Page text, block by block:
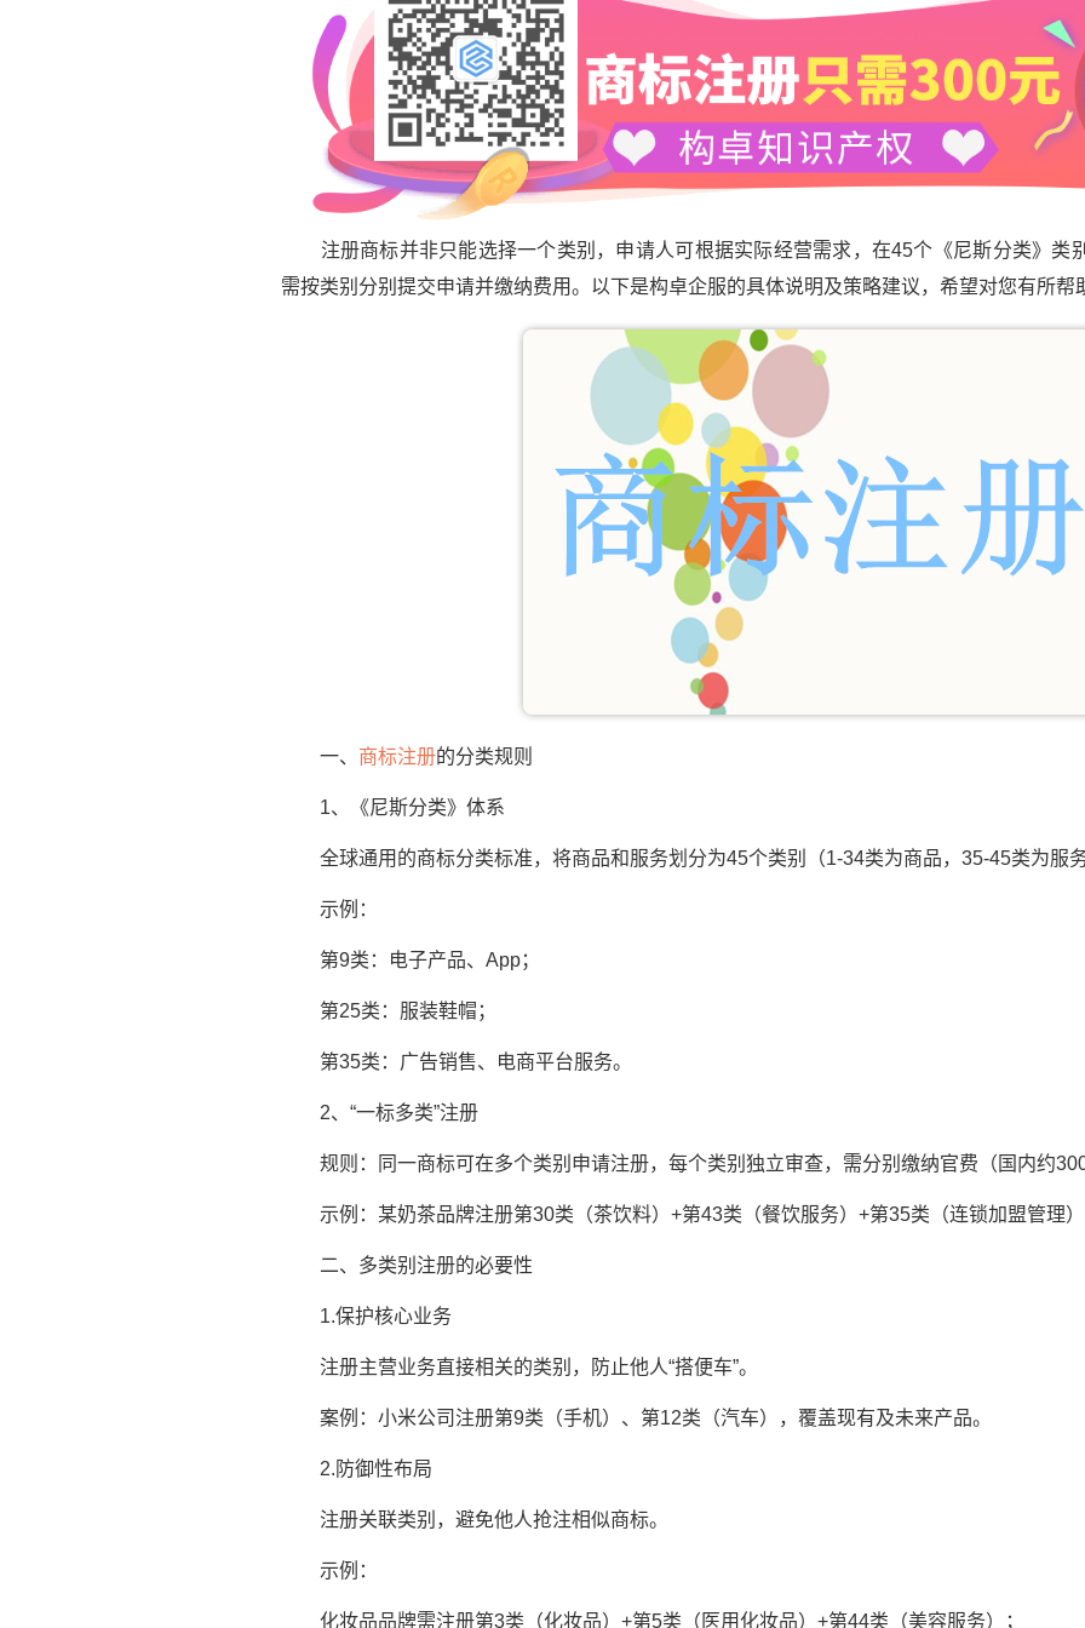
注册商标并非只能选择一个类别，申请人可根据实际经营需求，在45个《尼斯分类》类
需按类别分别提交申请并缴纳费用。以下是构卓企服的具体说明及策略建议，希望对您有所帮
一、 商标注册的分类规则
1、《尼斯分类》体系
全球通用的商标分类标准，将商品和服务划分为45个类别（1-34类为商品，35-45类为服
示例：
第9类：电子产品、App；
第25类：服装鞋帽；
第35类：广告销售、电商平台服务。
2、“一标多类”注册
规则：同一商标可在多个类别申请注册，每个类别独立审查，需分别缴纳官费（国内约
示例：某奶茶品牌注册第30类（茶饮料）+第43类（餐饮服务）+第35类（连锁加盟管理
二、多类别注册的必要性
1.保护核心业务
注册主营业务直接相关的类别，防止他人“搭便车”。
案例：小米公司注册第9类（手机）、第12类（汽车），覆盖现有及未来产品。
2.防御性布局
注册关联类别，避免他人抢注相似商标。
示例：
化妆品品牌需注册第3类（化妆品）+第5类（医用化妆品）+第44类（美容服务）；